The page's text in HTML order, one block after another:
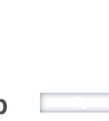
Search